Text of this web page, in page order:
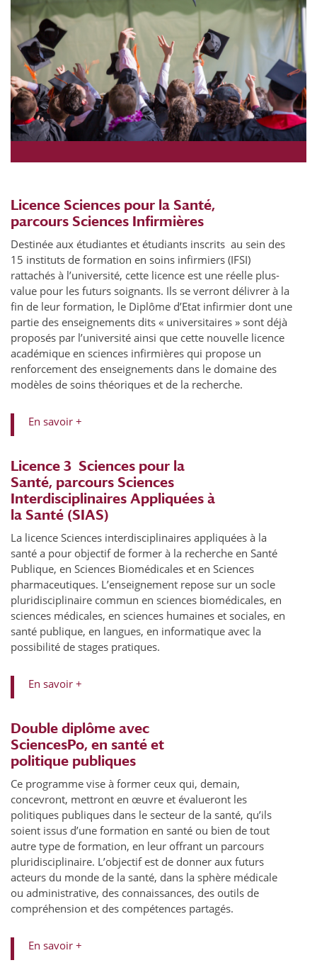
Licence Sciences pour la Santé,
parcours Sciences Infirmières
Destinée aux étudiantes et étudiants inscrits au sein des
15 instituts de formation en soins infirmiers (IFSI)
rattachés à l’université, cette licence est une réelle plus-
value pour les futurs soignants. Ils se verront délivrer à la
fin de leur formation, le Diplôme d’Etat infirmier dont une
partie des enseignements dits « universitaires » sont déjà
proposés par l’université ainsi que cette nouvelle licence
académique en sciences infirmières qui propose un
renforcement des enseignements dans le domaine des
modèles de soins théoriques et de la recherche.
En savoir +
Licence 3 Sciences pour la
Santé, parcours Sciences
Interdisciplinaires Appliquées à
la Santé (SIAS)
La licence Sciences interdisciplinaires appliquées à la
santé a pour objectif de former à la recherche en Santé
Publique, en Sciences Biomédicales et en Sciences
pharmaceutiques. L’enseignement repose sur un socle
pluridisciplinaire commun en sciences biomédicales, en
sciences médicales, en sciences humaines et sociales, en
santé publique, en langues, en informatique avec la
possibilité de stages pratiques.
En savoir +
Double diplôme avec
SciencesPo, en santé et
politique publiques
Ce programme vise à former ceux qui, demain,
concevront, mettront en œuvre et évalueront les
politiques publiques dans le secteur de la santé, qu’ils
soient issus d’une formation en santé ou bien de tout
autre type de formation, en leur offrant un parcours
pluridisciplinaire. L’objectif est de donner aux futurs
acteurs du monde de la santé, dans la sphère médicale
ou administrative, des connaissances, des outils de
compréhension et des compétences partagés.
En savoir +